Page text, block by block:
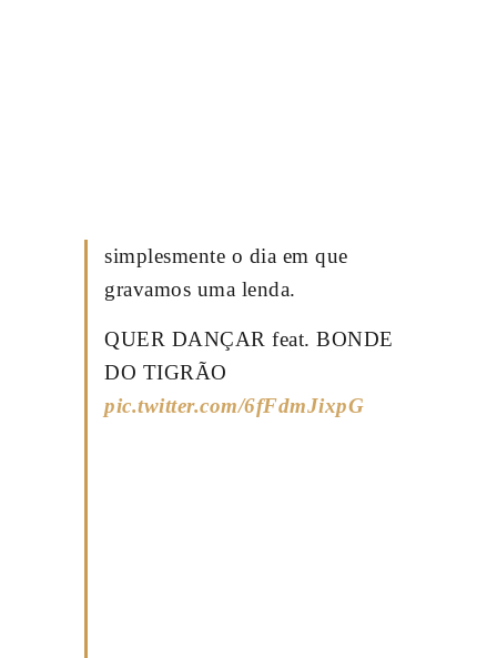
simplesmente o dia em que
gravamos uma lenda.
QUER DANÇAR feat. BONDE
DO TIGRÃO
pic.twitter.com/6fFdmJixpG